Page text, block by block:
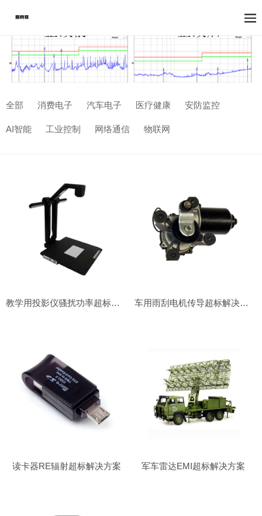
全部 消费电子 汽车电子 医疗健康 安防监控
AI智能 工业控制 网络通信 物联网
教学用投影仪骚扰功率超标解决方案 车用雨刮电机传导超标解决方案
读卡器RE辐射超标解决方案 军车雷达EMI超标解决方案